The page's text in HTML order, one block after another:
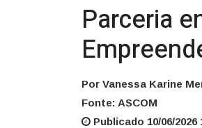
Parceria
Por Vanessa Karine
Fonte: ASCOM
Publicado 10/06/2026